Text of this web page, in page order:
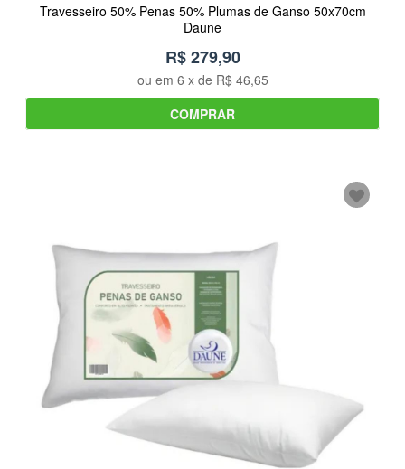
Travesseiro 50% Penas 50% Plumas de Ganso 50x70cm
Daune
R$ 279,90
ou em 6 x de R$ 46,65
COMPRAR